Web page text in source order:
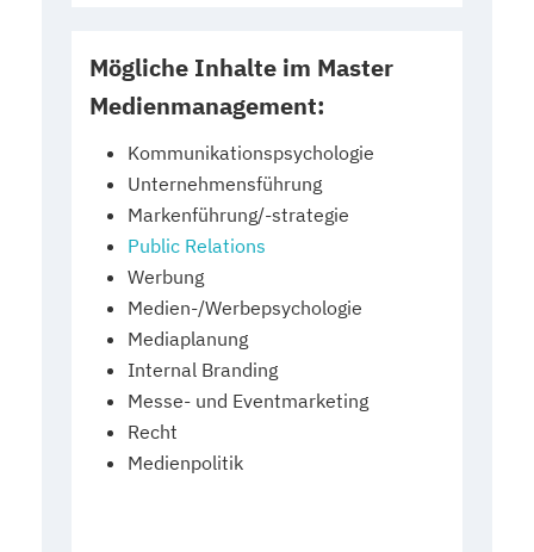
Mögliche Inhalte im Master
Medienmanagement:
Kommunikationspsychologie
Unternehmensführung
Markenführung/-strategie
Public Relations
Werbung
Medien-/Werbepsychologie
Mediaplanung
Internal Branding
Messe- und Eventmarketing
Recht
Medienpolitik